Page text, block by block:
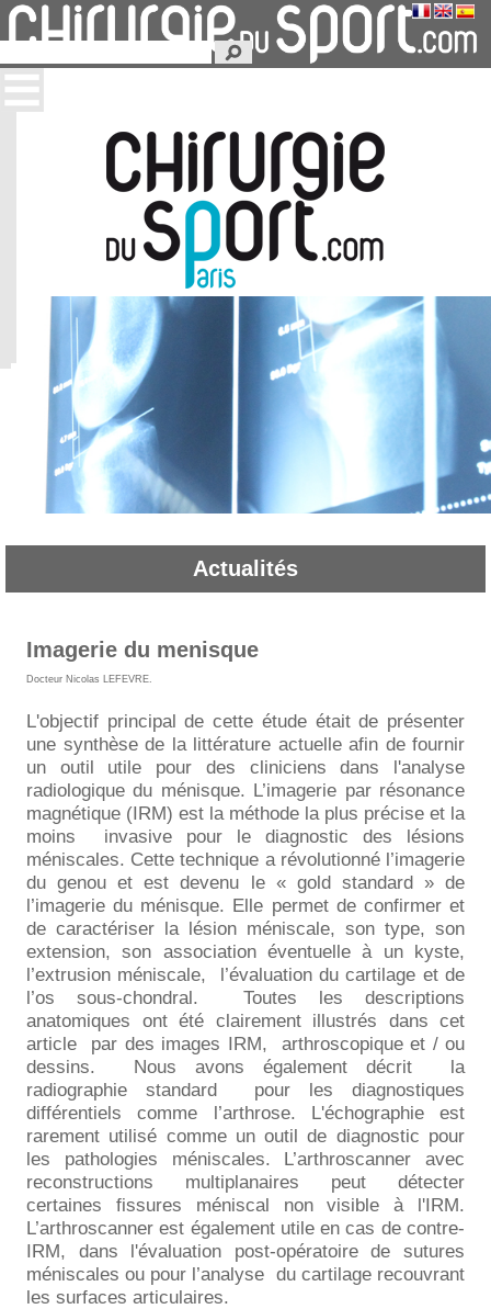
Actualités
Imagerie du menisque
Docteur Nicolas LEFEVRE
L'objectif principal de cette étude était de présenter
une synthèse de la littérature actuelle afin de fournir
un outil utile pour des cliniciens dans l'analyse
radiologique du ménisque. L’imagerie par résonance
magnétique (IRM) est la méthode la plus précise et la
moins
invasive pour le diagnostic des lésions
méniscales. Cette technique a révolutionné l’imagerie
du genou et est devenu le « gold standard » de
l’imagerie du ménisque. Elle permet de confirmer et
de caractériser la lésion méniscale, son type, son
extension, son association éventuelle à un kyste,
l’extrusion méniscale,
l’évaluation du cartilage et de
l’os sous-chondral.
Toutes les descriptions
anatomiques ont été clairement illustrés dans cet
article
par des images IRM,
arthroscopique et / ou
dessins.
Nous avons également décrit
la
radiographie standard
pour les diagnostiques
différentiels comme l’arthrose. L'échographie est
rarement utilisé comme un outil de diagnostic pour
les pathologies méniscales. L’arthroscanner avec
reconstructions multiplanaires peut détecter
certaines fissures méniscal non visible à l'IRM.
L’arthroscanner est également utile en cas de contre-
IRM, dans l'évaluation post-opératoire de sutures
méniscales ou pour l’analyse du cartilage recouvrant
les surfaces articulaires.